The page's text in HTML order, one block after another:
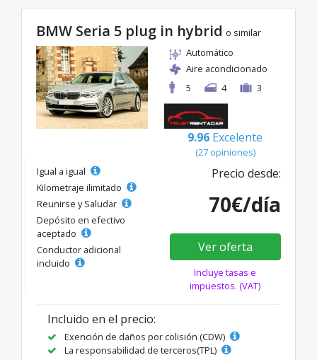
BMW Seria 5 plug in hybrid o similar
Automático
Aire acondicionado
5
4 3
9.96 Excelente
(27 opiniones)
Igual a igual
Kilometraje ilimitado
Reunirse y Saludar
Depósito en efectivo
aceptado
Conductor adicional
incluido
Precio desde:
70€/día
Ver oferta
Incluye tasas e
impuestos. (VAT)
Incluido en el precio:
Exención de daños por colisión (CDW)
La responsabilidad de terceros(TPL)